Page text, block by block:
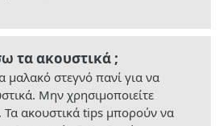
τα ακουστικά ;
μαλακό στεγνό πανί για να
Μην χρησιμοποιείτε
Τα ακουστικά tips μπορούν να